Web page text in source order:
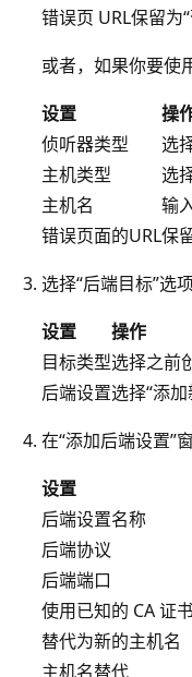
错误页 URL保留为
或者，如果你要使
设置
操
侦听器类型
选
主机类型
选
主机名
输
错误页面的URL保
选择“后端目标”选
设置
操作
目标类型选择之前
后端设置选择“添加
在“添加后端设置”
设置
后端设置名称
后端协议
后端端口
使用已知的 CA 证书
替代为新的主机名
主机名替代